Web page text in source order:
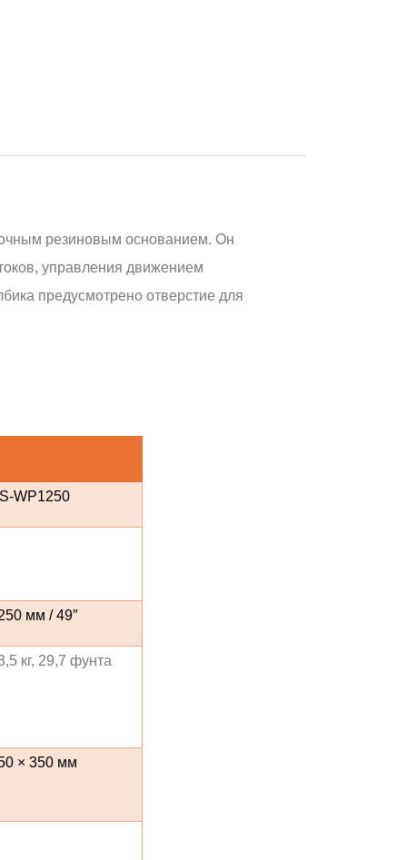
резиновым основанием. Он
управления движением
предусмотрено отверстие для
WP1250
мм / 49″
кг, 29,7 фунта
× 350 мм